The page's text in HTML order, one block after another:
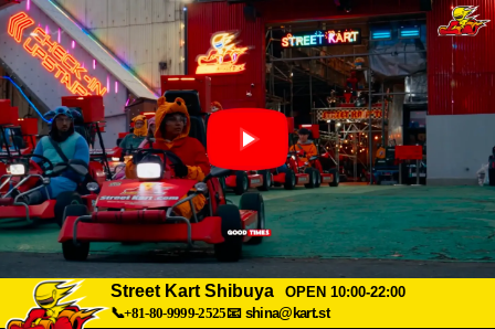
Street Kart Shibuya
OPEN 10:00-22:00
📞+81-80-9999-2525📧 shina@kart.st